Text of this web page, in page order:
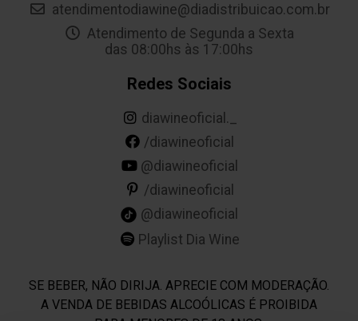
atendimentodiawine@diadistribuicao.com.br
Atendimento de Segunda a Sexta
das 08:00hs às 17:00hs
Redes Sociais
diawineoficial._
/diawineoficial
@diawineoficial
/diawineoficial
@diawineoficial
Playlist Dia Wine
SE BEBER, NÃO DIRIJA. APRECIE COM MODERAÇÃO.
A VENDA DE BEBIDAS ALCOÓLICAS É PROIBIDA